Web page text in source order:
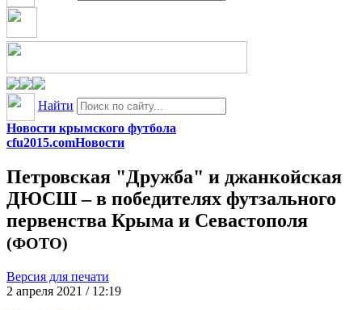
Найти
Новости крымского футбола
cfu2015.comНовости
Петровская "Дружба" и джанкойская
ДЮСШ – в победителях футзального
первенства Крыма и Севастополя
(ФОТО)
Версия для печати
2 апреля 2021 / 12:19